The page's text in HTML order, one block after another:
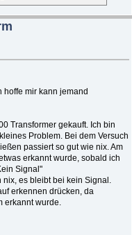
hoffe mir kann jemand
Transformer gekauft. Ich bin
Problem. Bei dem Versuch
passiert so gut wie nix. Am
erkannt wurde, sobald ich
Signal"
es bleibt bei kein Signal.
erkennen drücken, da
erkannt wurde.